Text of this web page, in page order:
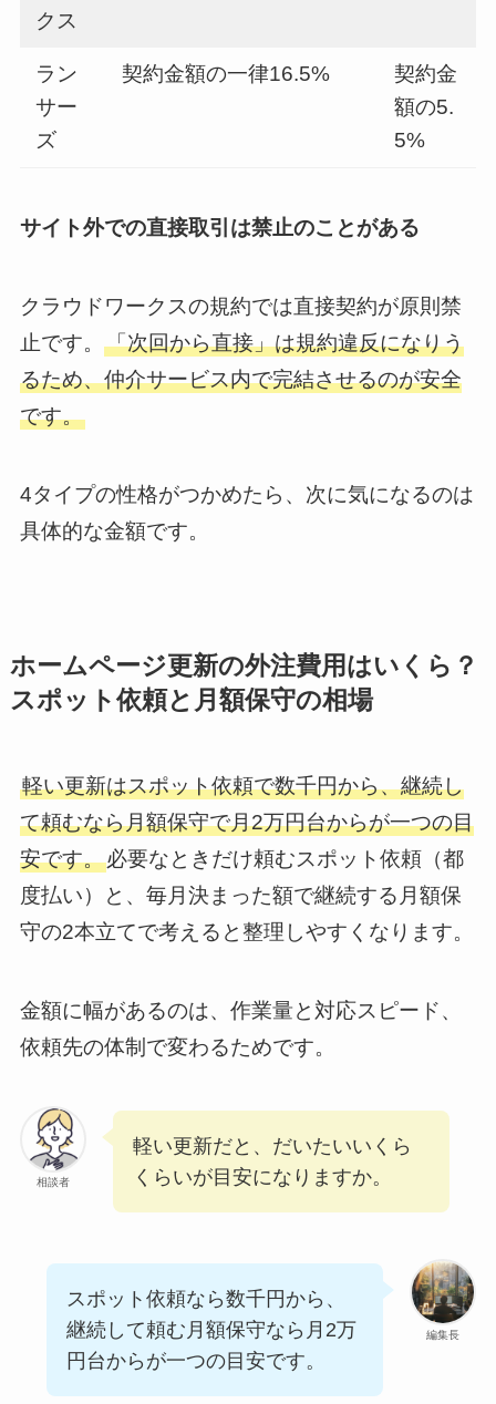
クス
ラン
サー
ズ
契約金額の一律16.5%
契約金
額の5.
5%
サイト外での直接取引は禁止のことがある
クラウドワークスの規約では直接契約が原則禁
止です。 「次回から直接」は規約違反になりう
るため、仲介サービス内で完結させるのが安全
です。
4タイプの性格がつかめたら、次に気になるのは
具体的な金額です。
ホームページ更新の外注費用はいくら？
スポット依頼と月額保守の相場
軽い更新はスポット依頼で数千円から、継続し
て頼むなら月額保守で月2万円台からが一つの目
安です。必要なときだけ頼むスポット依頼（都
度払い）と、毎月決まった額で継続する月額保
守の2本立てで考えると整理しやすくなります。
金額に幅があるのは、作業量と対応スピード、
依頼先の体制で変わるためです。
相談者
軽い更新だと、だいたいいくら
くらいが目安になりますか。
編集長
スポット依頼なら数千円から、
継続して頼む月額保守なら月2万
円台からが一つの目安です。